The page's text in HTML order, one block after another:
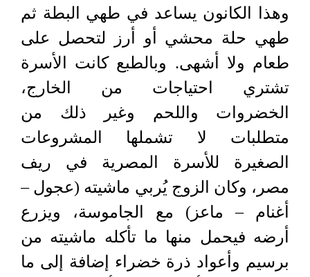
وهذا الكانون يساعد في طهي البطة ثم
طهي حلة محشي أو أرز لتحصل على
طعام ولا أشهى. وبالطبع كانت الأسرة
تشتري احتياجات من الخارج،
الخضروات واللحم وغير ذلك من
متطلبات لا تشملها المشروعات
الصغيرة للأسرة المصرية في ريف
مصر، وكان الزوج يُربي ماشيته (عجول –
أغنام – ماعز) مع الجاموسة، ويزرع
أرضه فيحمل منها ما تأكله ماشيته من
برسيم وأعواد ذرة خضراء إضافة إلى ما